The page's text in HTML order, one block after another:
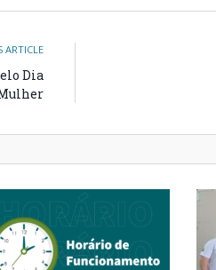
ARTICLE
Dia